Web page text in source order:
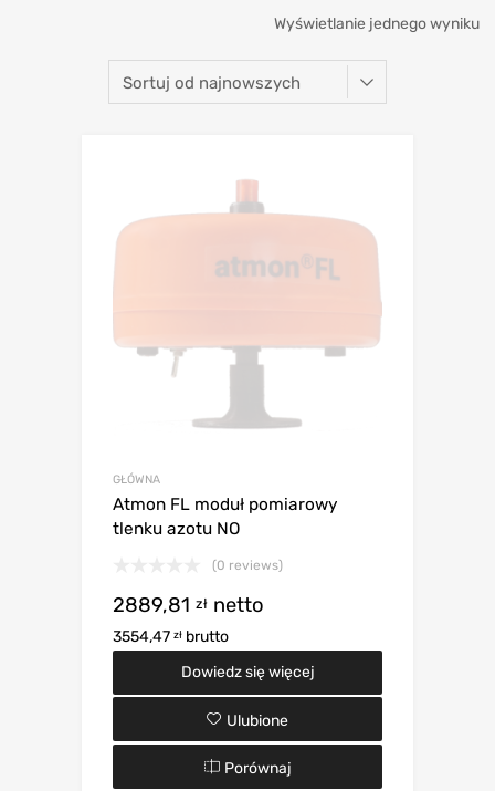
Wyświetlanie jednego wyniku
GŁÓWNA
Atmon FL moduł pomiarowy
tlenku azotu NO
(0 reviews)
2889,81 zł netto
3554,47 zł brutto
Dowiedz się więcej
Ulubione
Porównaj